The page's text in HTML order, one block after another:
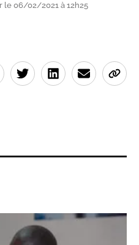
le 06/02/2021 à 12h25